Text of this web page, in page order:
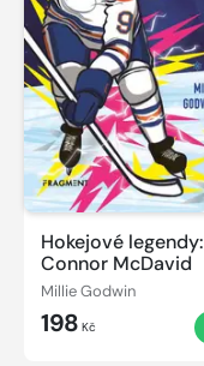
Hokejové legendy:
Connor McDavid
Millie Godwin
198 Kč